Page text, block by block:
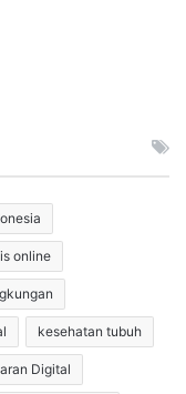
online
kesehatan tubuh
Digital